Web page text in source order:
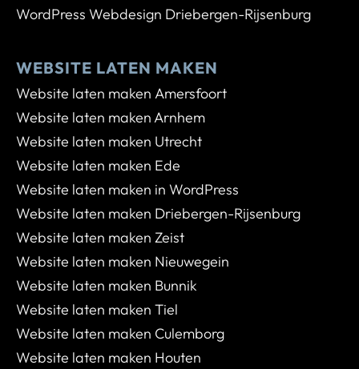
WordPress Webdesign Driebergen-Rijsenburg
WEBSITE LATEN MAKEN
Website laten maken Amersfoort
Website laten maken Arnhem
Website laten maken Utrecht
Website laten maken Ede
Website laten maken in WordPress
Website laten maken Driebergen-Rijsenburg
Website laten maken Zeist
Website laten maken Nieuwegein
Website laten maken Bunnik
Website laten maken Tiel
Website laten maken Culemborg
Website laten maken Houten